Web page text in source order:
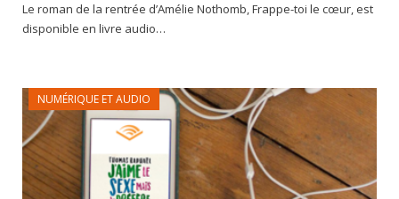
Le roman de la rentrée d’Amélie Nothomb, Frappe-toi le cœur, est
disponible en livre audio…
NUMÉRIQUE ET AUDIO